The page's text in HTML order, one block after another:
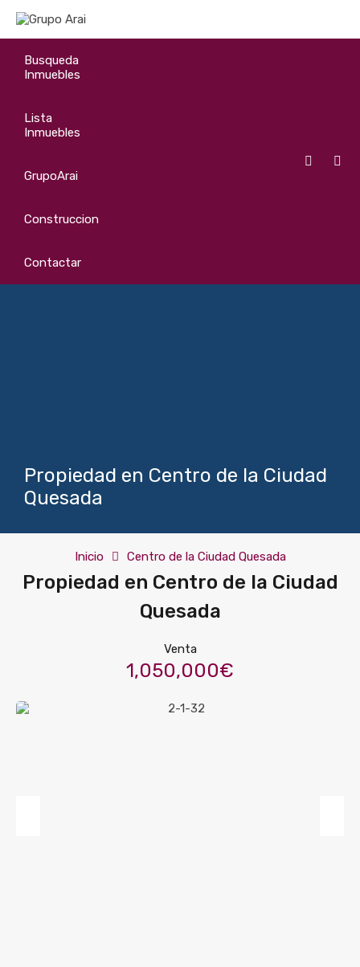
Busqueda
Inmuebles
Lista
Inmuebles
GrupoArai
Construccion
Contactar
Propiedad en Centro de la Ciudad
Quesada
Inicio Centro de la Ciudad Quesada
Propiedad en Centro de la Ciudad
Quesada
Venta
1,050,000€